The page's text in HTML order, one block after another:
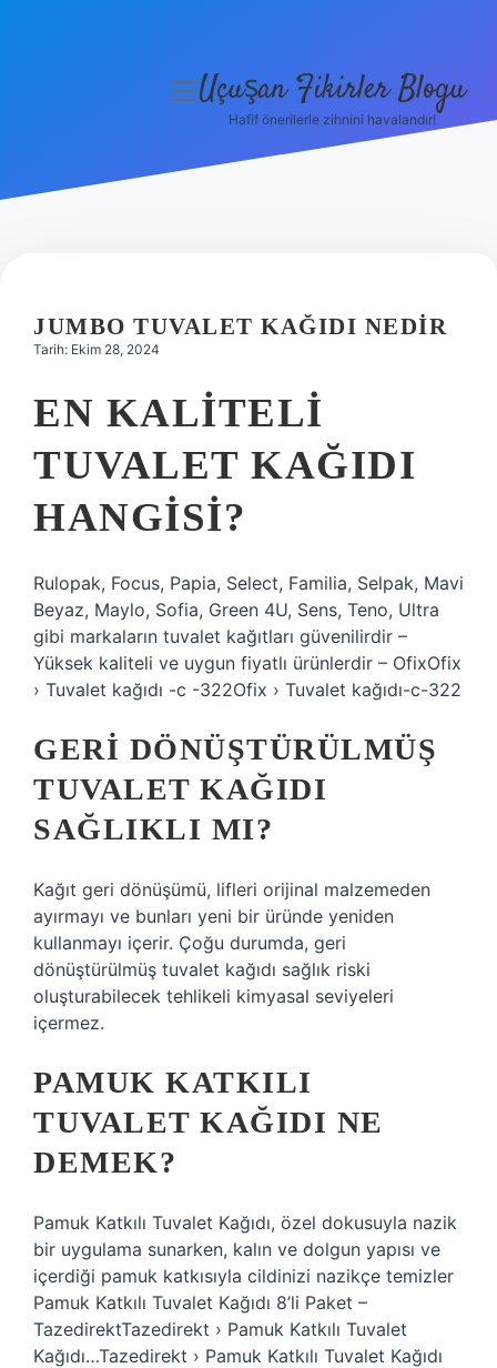
Hakkımızda
menüyü
Uçuşan Fikirler Blogu
Hafif önerilerle zihnini havalandır!
JUMBO TUVALET KAĞIDI NEDIR
Tarih: Ekim 28, 2024
EN KALITELI
TUVALET KAĞIDI
HANGISI?
Rulopak, Focus, Papia, Select, Familia, Selpak, Mavi
Beyaz, Maylo, Sofia, Green 4U, Sens, Teno, Ultra
gibi markaların tuvalet kağıtları güvenilirdir –
Yüksek kaliteli ve uygun fiyatlı ürünlerdir – OfixOfix
› Tuvalet kağıdı -c -322Ofix › Tuvalet kağıdı-c-322
GERI DÖNÜŞTÜRÜLMÜŞ
TUVALET KAĞIDI
SAĞLIKLI MI?
Kağıt geri dönüşümü, lifleri orijinal malzemeden
ayırmayı ve bunları yeni bir üründe yeniden
kullanmayı içerir. Çoğu durumda, geri
dönüştürülmüş tuvalet kağıdı sağlık riski
oluşturabilecek tehlikeli kimyasal seviyeleri
içermez.
PAMUK KATKILI
TUVALET KAĞIDI NE
DEMEK?
Pamuk Katkılı Tuvalet Kağıdı, özel dokusuyla nazik
bir uygulama sunarken, kalın ve dolgun yapısı ve
içerdiği pamuk katkısıyla cildinizi nazikçe temizler
Pamuk Katkılı Tuvalet Kağıdı 8’li Paket –
TazedirektTazedirekt › Pamuk Katkılı Tuvalet
Kağıdı…Tazedirekt › Pamuk Katkılı Tuvalet Kağıdı